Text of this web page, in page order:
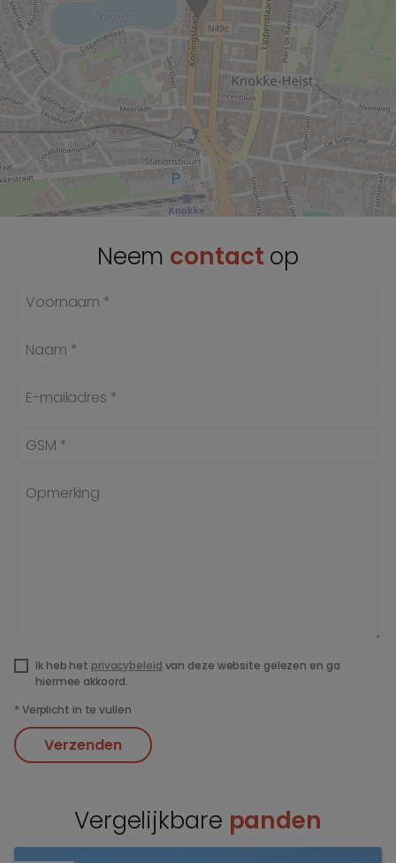
Neem contact op
Voornaam *
Naam *
E-mailadres *
GSM *
Opmerking
Ik heb het privacybeleid van deze website gelezen en ga
hiermee akkoord.
* Verplicht in te vullen
Verzenden
Vergelijkbare panden